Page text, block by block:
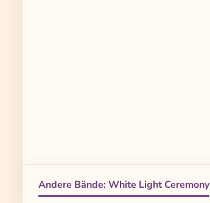
Andere Bände: White Light Ceremony